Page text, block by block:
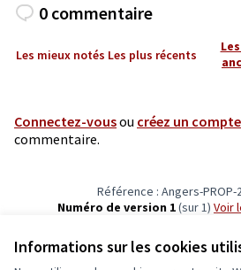
Informations sur les cookies
0 commentaire
Les mieux notés Les plus récents
Connectez-vousou créez un compte
commentaire.
Référence : Angers-PROP-
Numéro de version 1(sur 1)